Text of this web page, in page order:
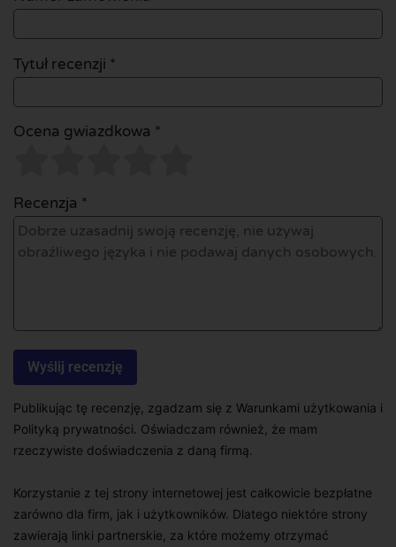
Tytuł recenzji *
Ocena gwiazdkowa *
Recenzja *
Publikując tę recenzję, zgadzam się z Warunkami użytkowania i
Polityką prywatności. Oświadczam również, że mam
rzeczywiste doświadczenia z daną firmą.
Korzystanie z tej strony internetowej jest całkowicie bezpłatne
zarówno dla firm, jak i użytkowników. Dlatego niektóre strony
zawierają linki partnerskie, za które możemy otrzymać